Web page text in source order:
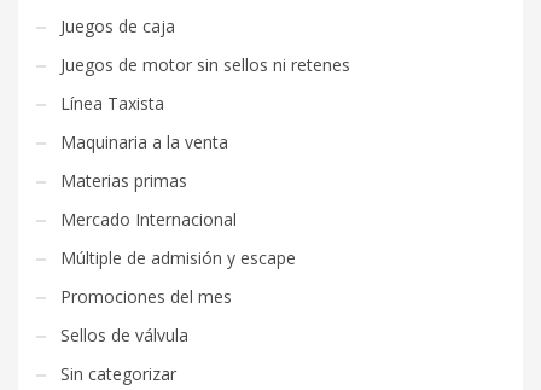
Juegos de caja
Juegos de motor sin sellos ni retenes
Línea Taxista
Maquinaria a la venta
Materias primas
Mercado Internacional
Múltiple de admisión y escape
Promociones del mes
Sellos de válvula
Sin categorizar